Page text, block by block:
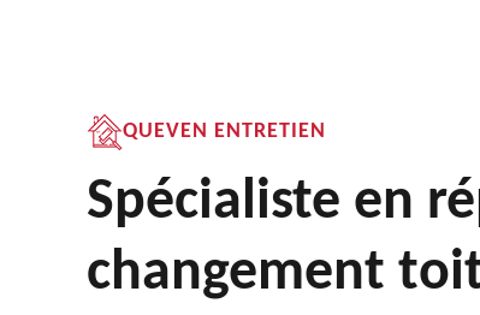
QUEVEN ENTRETIEN
Spécialiste en
changement